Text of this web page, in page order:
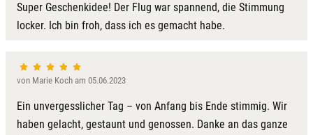
Super Geschenkidee! Der Flug war spannend, die Stimmung
locker. Ich bin froh, dass ich es gemacht habe.
von Marie Koch am 05.06.2023
Ein unvergesslicher Tag – von Anfang bis Ende stimmig. Wir
haben gelacht, gestaunt und genossen. Danke an das ganze